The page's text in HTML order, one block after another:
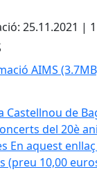
25.11.2021 |
AIMS
Castellnou de
del 20è
En aquest
(preu 10,00